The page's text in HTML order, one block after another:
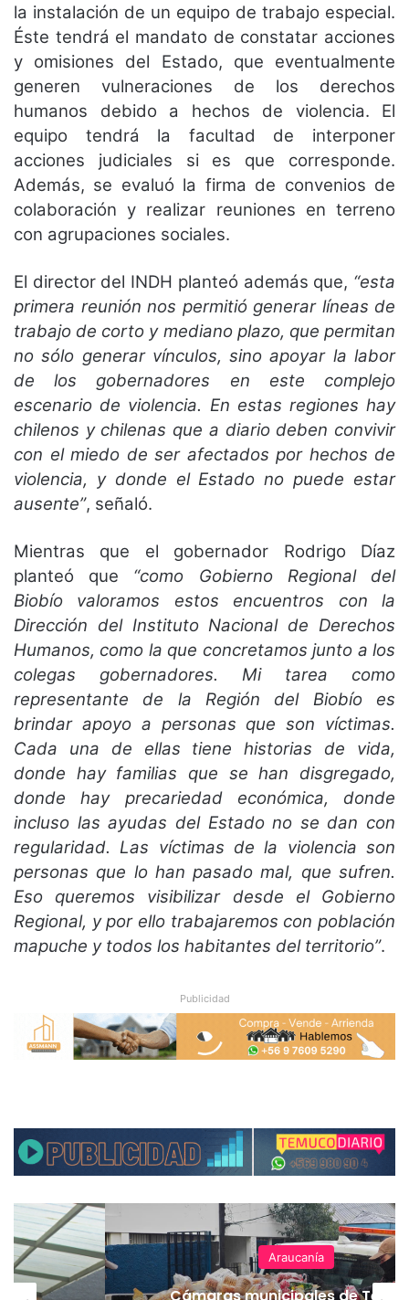
la instalación de un equipo de trabajo especial.
Éste tendrá el mandato de constatar acciones
y omisiones del Estado, que eventualmente
generen vulneraciones de los derechos
humanos debido a hechos de violencia. El
equipo tendrá la facultad de interponer
acciones judiciales si es que corresponde.
Además, se evaluó la firma de convenios de
colaboración y realizar reuniones en terreno
con agrupaciones sociales.
El director del INDH planteó además que, “esta
primera reunión nos permitió generar líneas de
trabajo de corto y mediano plazo, que permitan
no sólo generar vínculos, sino apoyar la labor
de los gobernadores en este complejo
escenario de violencia. En estas regiones hay
chilenos y chilenas que a diario deben convivir
con el miedo de ser afectados por hechos de
violencia, y donde el Estado no puede estar
ausente”, señaló.
Mientras que el gobernador Rodrigo Díaz
planteó que “como Gobierno Regional del
Biobío valoramos estos encuentros con la
Dirección del Instituto Nacional de Derechos
Humanos, como la que concretamos junto a los
colegas gobernadores. Mi tarea como
representante de la Región del Biobío es
brindar apoyo a personas que son víctimas.
Cada una de ellas tiene historias de vida,
donde hay familias que se han disgregado,
donde hay precariedad económica, donde
incluso las ayudas del Estado no se dan con
regularidad. Las víctimas de la violencia son
personas que lo han pasado mal, que sufren.
Eso queremos visibilizar desde el Gobierno
Regional, y por ello trabajaremos con población
mapuche y todos los habitantes del territorio”.
Publicidad
Araucanía